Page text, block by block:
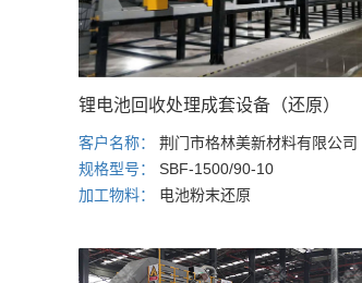
锂电池回收处理成套设备（还原）
客户名称：荆门市格林美新材料有限公司
规格型号：SBF-1500/90-10
加工物料： 电池粉末还原